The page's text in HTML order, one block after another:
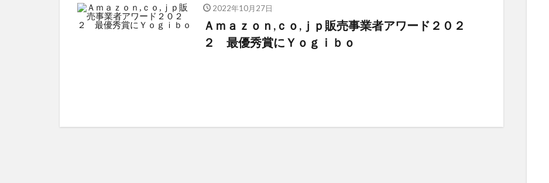
2022年10月27日
Ａｍａｚｏｎ,ｃｏ,ｊｐ販売事業者アワード２０２
２ 最優秀賞にＹｏｇｉｂｏ